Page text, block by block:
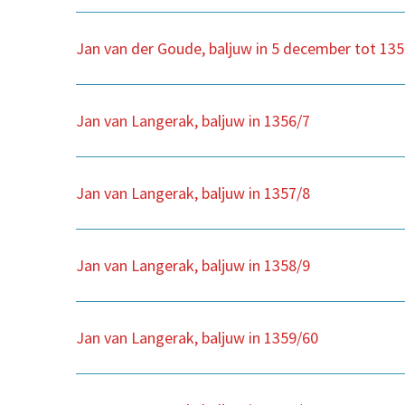
Jan van der Goude, baljuw in 5 december tot
Jan van Langerak, baljuw in 1356/7
Jan van Langerak, baljuw in 1357/8
Jan van Langerak, baljuw in 1358/9
Jan van Langerak, baljuw in 1359/60